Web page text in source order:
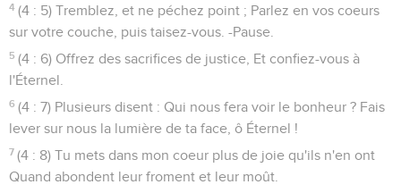
4 (4 : 5) Tremblez, et ne péchez point ; Parlez en vos coeurs
sur votre couche, puis taisez-vous. -Pause.
5 (4 : 6) Offrez des sacrifices de justice, Et confiez-vous à
l'Éternel.
6 (4 : 7) Plusieurs disent : Qui nous fera voir le bonheur ? Fais
lever sur nous la lumière de ta face, ô Éternel !
7 (4 : 8) Tu mets dans mon coeur plus de joie qu'ils n'en ont
Quand abondent leur froment et leur moût.